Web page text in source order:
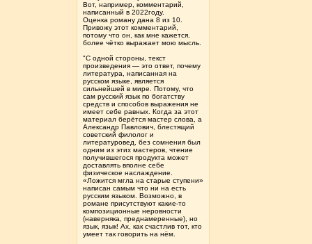
Вот, например, комментарий,
написанный в 2022году.
Оценка роману дана 8 из 10.
Привожу этот комментарий,
потому что он, как мне кажется,
более чётко выражает мою мысль.
"С одной стороны, текст
произведения — это ответ, почему
литература, написанная на
русском языке, является
сильнейшей в мире. Потому, что
сам русский язык по богатству
средств и способов выражения не
имеет себе равных. Когда за этот
материал берётся мастер слова, а
Александр Павлович, блестящий
советский филолог и
литературовед, без сомнения был
одним из этих мастеров, чтение
получившегося продукта может
доставлять вполне себе
физическое наслаждение.
«Ложится мгла на старые ступени»
написан самым что ни на есть
русским языком. Возможно, в
романе присутствуют какие-то
композиционные неровности
(наверняка, преднамеренные), но
язык, язык! Ах, как счастлив тот, кто
умеет так говорить на нём.